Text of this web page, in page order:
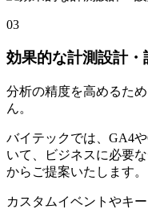
03
効果的な計測設計・
分析の精度を高めるた
ん。
バイテックでは、GA4
いて、ビジネスに必要
からご提案いたします。
カスタムイベントやキ